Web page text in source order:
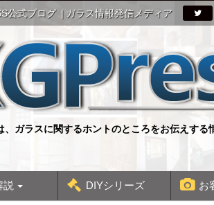
公式ブログ ガラス情報発信メディア
ガラスに関するホントのところをお伝えする
説 DIYシリーズ お